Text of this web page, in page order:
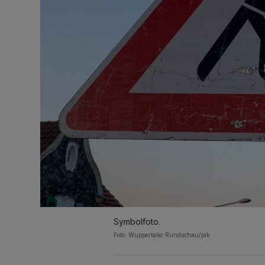
Symbolfoto.
Foto: Wuppertaler Rundschau/jak